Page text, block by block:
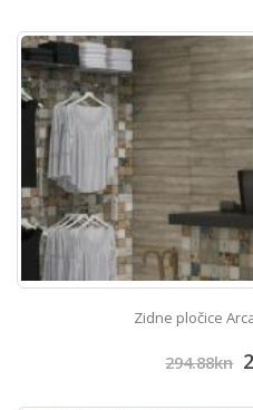
Zidne pločice
294.88kn